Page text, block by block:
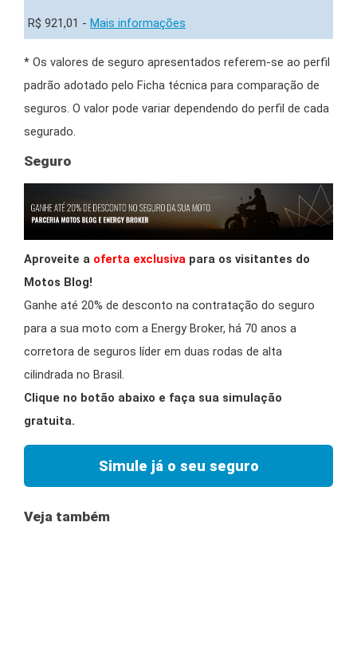
R$ 921,01 - Mais informações
* Os valores de seguro apresentados referem-se ao perfil
padrão adotado pelo Ficha técnica para comparação de
seguros. O valor pode variar dependendo do perfil de cada
segurado.
Seguro
Aproveite a oferta exclusiva para os visitantes do
Motos Blog!
Ganhe até 20% de desconto na contratação do seguro
para a sua moto com a Energy Broker, há 70 anos a
corretora de seguros líder em duas rodas de alta
cilindrada no Brasil.
Clique no botão abaixo e faça sua simulação
gratuita.
Simule já o seu seguro
Veja também